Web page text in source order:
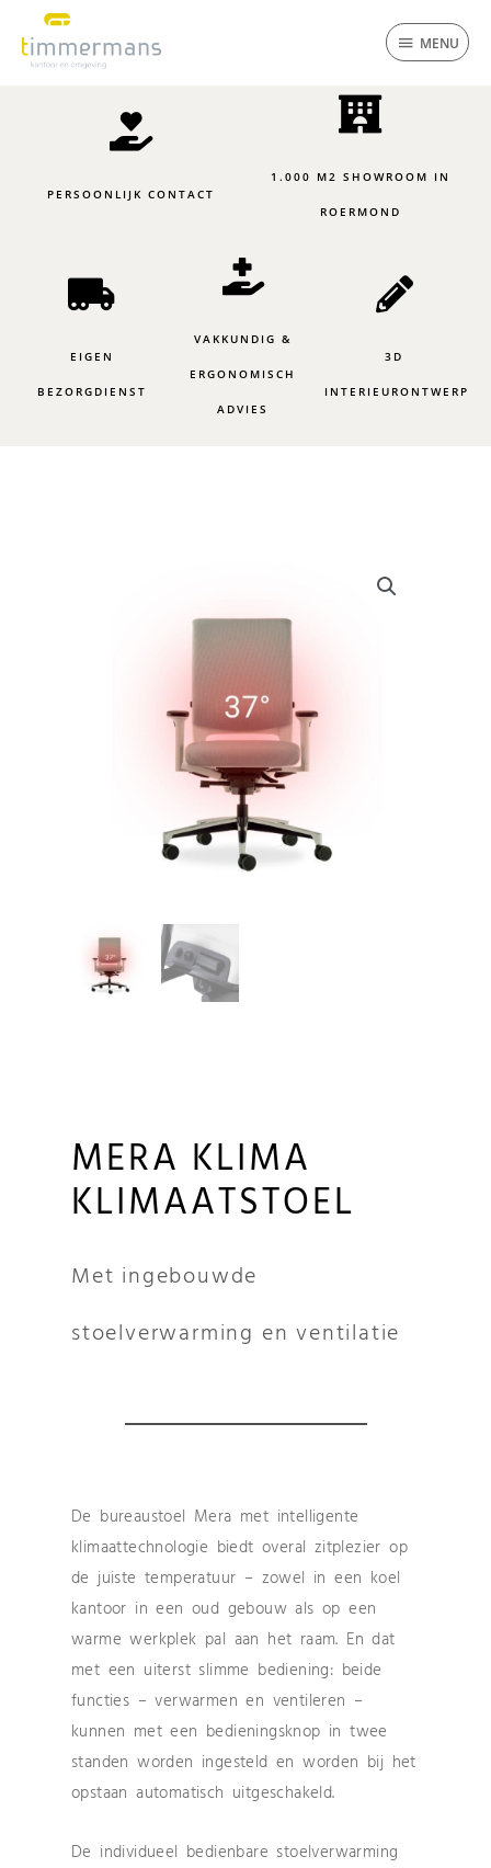
inhoud
MENU
PERSOONLIJK CONTACT
1.000 M2 SHOWROOM IN
ROERMOND
EIGEN
BEZORGDIENST
VAKKUNDIG &
ERGONOMISCH
ADVIES
3D
INTERIEURONTWERP
MERA KLIMA
KLIMAATSTOEL
Met ingebouwde
stoelverwarming en ventilatie
De bureaustoel Mera met intelligente
klimaattechnologie biedt overal zitplezier op
de juiste temperatuur – zowel in een koel
kantoor in een oud gebouw als op een
warme werkplek pal aan het raam. En dat
met een uiterst slimme bediening: beide
functies – verwarmen en ventileren –
kunnen met een bedieningsknop in twee
standen worden ingesteld en worden bij het
opstaan automatisch uitgeschakeld.
De individueel bedienbare stoelverwarming